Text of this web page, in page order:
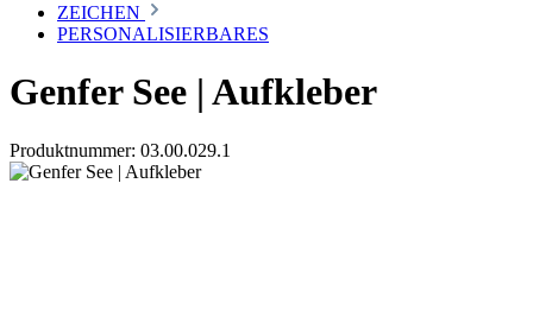
ZEICHEN
PERSONALISIERBARES
Genfer See | Aufkleber
Produktnummer: 03.00.029.1